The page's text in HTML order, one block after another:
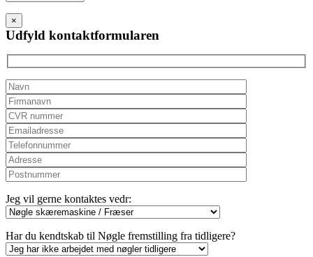
leave
this
field
empty.
×
Udfyld kontaktformularen
Jeg vil gerne kontaktes vedr:
Har du kendtskab til Nøgle fremstilling fra tidligere?